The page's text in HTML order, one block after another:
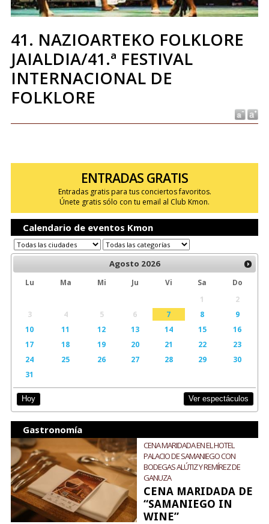
41. NAZIOARTEKO FOLKLORE
JAIALDIA/41.ª FESTIVAL
INTERNACIONAL DE
FOLKLORE
ENTRADAS GRATIS
Entradas gratis para tus conciertos favoritos.
Únete gratis sólo con tu email al Club Kmon.
Calendario de eventos Kmon
Agosto 2026
Lu Ma Mi Ju Vi Sa
Do
1
2
3
4 5 6 7 8
9
10
11 12 13 14 15
16
17
18 19 20 21 22
23
24
25 26 27 28 29
30
31
Hoy Ver espectáculos
Gastronomía
CENA MARIDADA EN EL HOTEL
PALACIO DE SAMANIEGO CON
BODEGAS ALÚTIZ Y REMÍREZ DE
GANUZA
CENA MARIDADA DE
“SAMANIEGO IN
WINE”